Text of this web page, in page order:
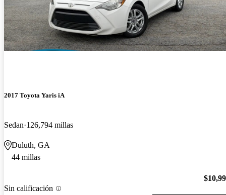
2017 Toyota Yaris iA
Sedan 126,794 millas
Duluth, GA
44 millas
Sin calificación